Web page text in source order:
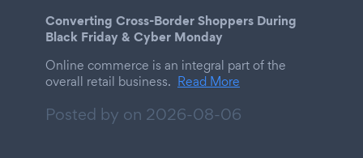
Converting Cross-Border Shoppers During
Black Friday & Cyber Monday
Online commerce is an integral part of the
overall retail business. Read More
Posted by on 2026-08-06